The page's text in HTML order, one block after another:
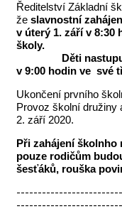
Ředitelství Základní
že slavnostní
v úterý 1. září v 8:30
Děti
v 9:00 hodin ve své
Ukončení prvního
Provoz školní družiny
2. září 2020.
Při zahájení školnho
pouze rodičům
šesťáků, rouška